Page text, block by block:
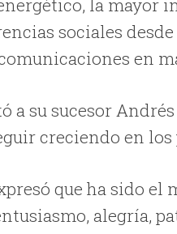
la mayor
sociales
en
su sucesor
creciendo en
que ha sido el
alegría,